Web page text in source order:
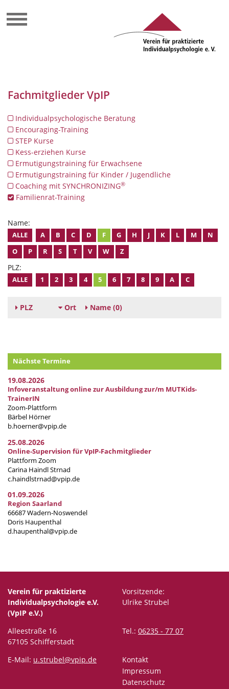
Fachmitglieder VpIP
Individualpsychologische Beratung
Encouraging-Training
STEP Kurse
Kess-erziehen Kurse
Ermutigungstraining für Erwachsene
Ermutigungstraining für Kinder / Jugendliche
Coaching mit SYNCHRONIZING®
Familienrat-Training
Name:
ALLE A B C D F G H J K L M
N
O
P R S T V W Z
PLZ:
ALLE 1 2 3 4 5 6 7 8 9 A C
PLZ Ort Name (0)
Nächste Termine
19.08.2026
Infoveranstaltung online zur Ausbildung zur/m MUTKids-
TrainerIN
Zoom-Plattform
Bärbel Hörner
b.hoerner@vpip.de
25.08.2026
Online-Supervision für VpIP-Fachmitglieder
Plattform Zoom
Carina Haindl Strnad
c.haindlstrnad@vpip.de
01.09.2026
Region Saarland
66687 Wadern-Noswendel
Doris Haupenthal
d.haupenthal@vpip.de
Verein für praktizierte
Individualpsychologie e.V.
(VpIP e.V.)
Vorsitzende:
Ulrike Strubel
Alleestraße 16
67105 Schifferstadt
Tel.: 06235 - 77 07
E-Mail: u.strubel@vpip.de
Kontakt
Impressum
Datenschutz